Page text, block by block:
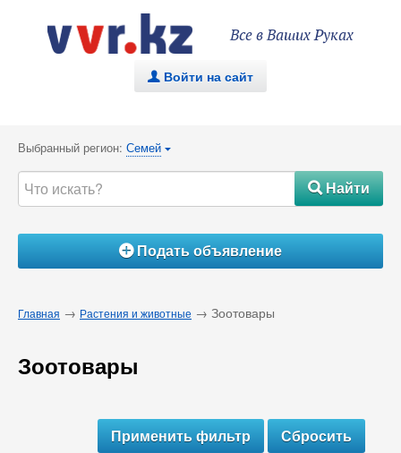
Все в Ваших Руках
. Войти на сайт
Выбранный регион: Семей {
#Найти
ÁПодать объявление
Главная → Растения и животные → Зоотовары
Зоотовары